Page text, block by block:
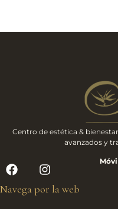
Centro de estética &
avanzados y
Navega por la web